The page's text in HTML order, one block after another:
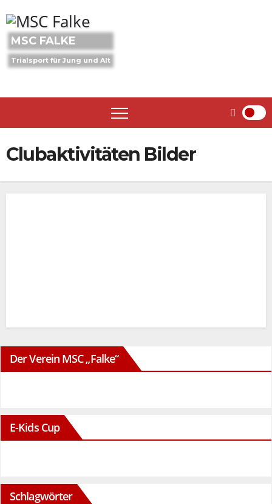
to
content
MSC FALKE
Trialsport für Jung und Alt
Clubaktivitäten Bilder
Der Verein MSC „Falke“
E-Kids Cup
Schlagwörter